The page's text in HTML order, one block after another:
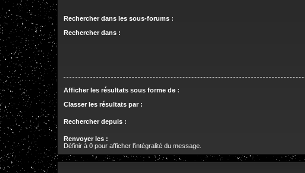
Rechercher dans les sous-forums :
Rechercher dans :
Afficher les résultats sous forme de :
Classer les résultats par :
Rechercher depuis :
Renvoyer les :
Définir à 0 pour afficher l’intégralité du message.